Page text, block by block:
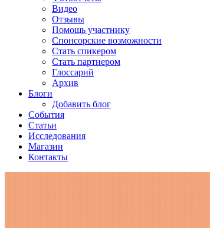
Видео
Отзывы
Помощь участнику
Спонсорские возможности
Стать спикером
Стать партнером
Глоссарий
Архив
Блоги
Добавить блог
События
Статьи
Исследования
Магазин
Контакты